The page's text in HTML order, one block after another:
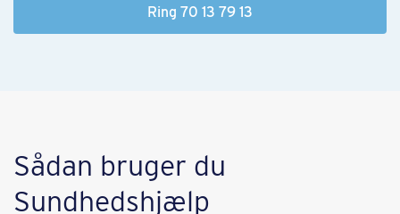
Ring 70 13 79 13
Sådan bruger du
Sundhedshjælp